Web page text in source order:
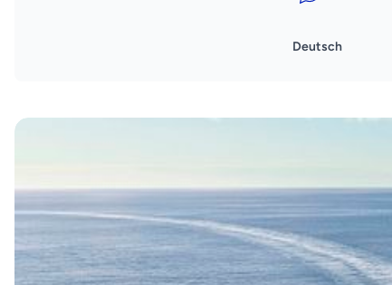
Deutsch